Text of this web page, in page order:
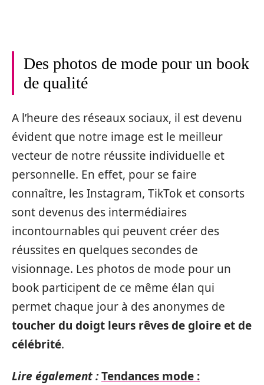
Des photos de mode pour un book
de qualité
A l’heure des réseaux sociaux, il est devenu
évident que notre image est le meilleur
vecteur de notre réussite individuelle et
personnelle. En effet, pour se faire
connaître, les Instagram, TikTok et consorts
sont devenus des intermédiaires
incontournables qui peuvent créer des
réussites en quelques secondes de
visionnage. Les photos de mode pour un
book participent de ce même élan qui
permet chaque jour à des anonymes de
toucher du doigt leurs rêves de gloire et de
célébrité.
Lire également :Tendances mode :